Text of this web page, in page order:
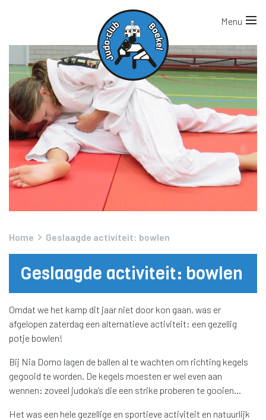
Home Geslaagde activiteit: bowlen
Geslaagde activiteit: bowlen
Omdat we het kamp dit jaar niet door kon gaan, was er
afgelopen zaterdag een alternatieve activiteit: een gezellig
potje bowlen!
Bij Nia Domo lagen de ballen al te wachten om richting kegels
gegooid te worden. De kegels moesten er wel even aan
wennen: zoveel judoka’s die een strike proberen te gooien…
Het was een hele gezellige en sportieve activiteit en natuurlijk